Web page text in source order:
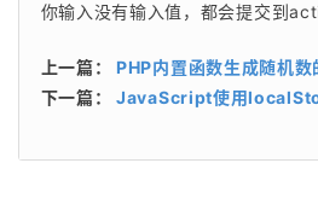
你输入没有输入值，都会提交到
上一篇： PHP内置函数生成随机数
下一篇： JavaScript使用